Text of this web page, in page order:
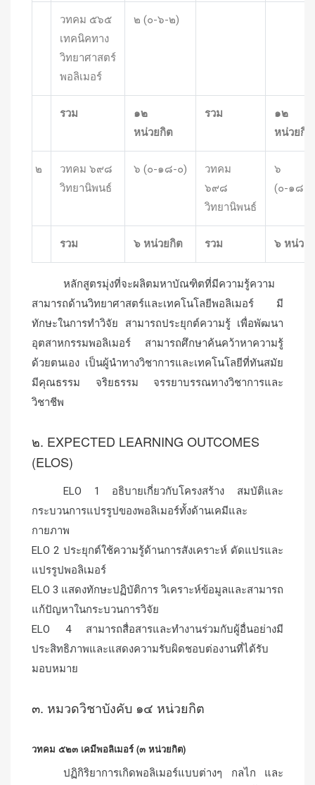
วทคม ๕๖๕
เทคนิคทาง
วิทยาศาสตร์
พอลิเมอร์
๒ (๐-๖-๒)
รวม
๑๒
หน่วยกิต
รวม
๑๒
หน่วยกิต
๒
วทคม ๖๙๘
วิทยานิพนธ์
๖ (๐-๑๘-๐)
วทคม
๖๙๘
วิทยานิพนธ์
๖
(๐-๑๘-
รวม ๖ หน่วยกิต รวม ๖ หน่วย
หลักสูตรมุ่งที่จะผลิตมหาบัณฑิตที่มีความรู้ความ
สามารถด้านวิทยาศาสตร์และเทคโนโลยีพอลิเมอร์ มี
ทักษะในการทำวิจัย สามารถประยุกต์ความรู้ เพื่อพัฒนา
อุตสาหกรรมพอลิเมอร์ สามารถศึกษาค้นคว้าหาความรู้
ด้วยตนเอง เป็นผู้นำทางวิชาการและเทคโนโลยีที่ทันสมัย
มีคุณธรรม จริยธรรม จรรยาบรรณทางวิชาการและ
วิชาชีพ
๒. EXPECTED LEARNING OUTCOMES
(ELOS)
ELO 1 อธิบายเกี่ยวกับโครงสร้าง สมบัติและ
กระบวนการแปรรูปของพอลิเมอร์ทั้งด้านเคมีและ
กายภาพ
ELO 2 ประยุกต์ใช้ความรู้ด้านการสังเคราะห์ ดัดแปรและ
แปรรูปพอลิเมอร์
ELO 3 แสดงทักษะปฏิบัติการ วิเคราะห์ข้อมูลและสามารถ
แก้ปัญหาในกระบวนการวิจัย
ELO 4 สามารถสื่อสารและทำงานร่วมกับผู้อื่นอย่างมี
ประสิทธิภาพและแสดงความรับผิดชอบต่องานที่ได้รับ
มอบหมาย
๓. หมวดวิชาบังคับ ๑๔ หน่วยกิต
วทคม ๕๒๓ เคมีพอลิเมอร์ (๓ หน่วยกิต)
ปฏิกิริยาการเกิดพอลิเมอร์แบบต่างๆ กลไก และ